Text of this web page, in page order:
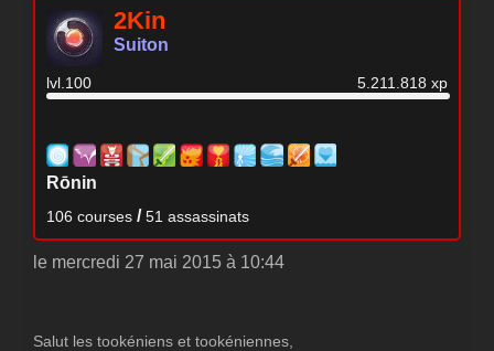
2Kin
Suiton
lvl.100 5.211.818 xp
Rōnin
106 courses /51 assassinats
le mercredi 27 mai 2015 à 10:44
Salut les tookéniens et tookéniennes,